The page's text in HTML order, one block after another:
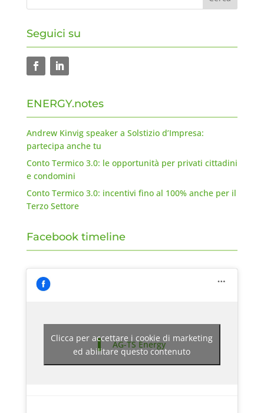
Seguici su
ENERGY.notes
Andrew Kinvig speaker a Solstizio d’Impresa:
partecipa anche tu
Conto Termico 3.0: le opportunità per privati cittadini
e condomini
Conto Termico 3.0: incentivi fino al 100% anche per il
Terzo Settore
Facebook timeline
AG-TS Energy
Clicca per accettare i cookie di marketing
ed abilitare questo contenuto